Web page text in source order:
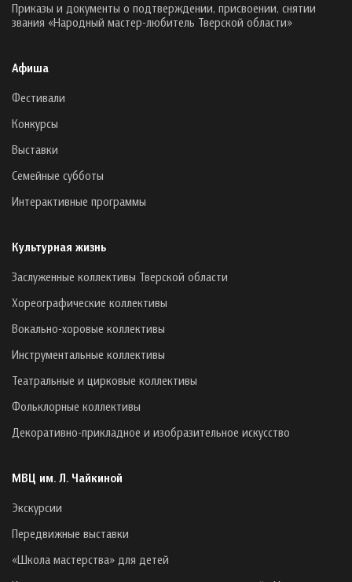
Приказы и документы о подтверждении, присвоении, снятии
звания «Народный мастер-любитель Тверской области»
Афиша
Фестивали
Конкурсы
Выставки
Семейные субботы
Интерактивные программы
Культурная жизнь
Заслуженные коллективы Тверской области
Хореографические коллективы
Вокально-хоровые коллективы
Инструментальные коллективы
Театральные и цирковые коллективы
Фольклорные коллективы
Декоративно-прикладное и изобразительное искусство
МВЦ им. Л. Чайкиной
Экскурсии
Передвижные выставки
«Школа мастерства» для детей